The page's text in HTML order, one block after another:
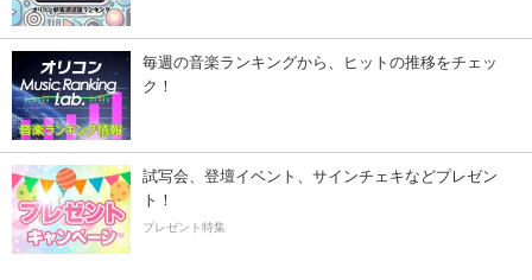
毎週の音楽ランキングから、ヒットの推移をチェッ
ク！
試写会、登壇イベント、サインチェキなどプレゼン
ト！
プレゼント特集